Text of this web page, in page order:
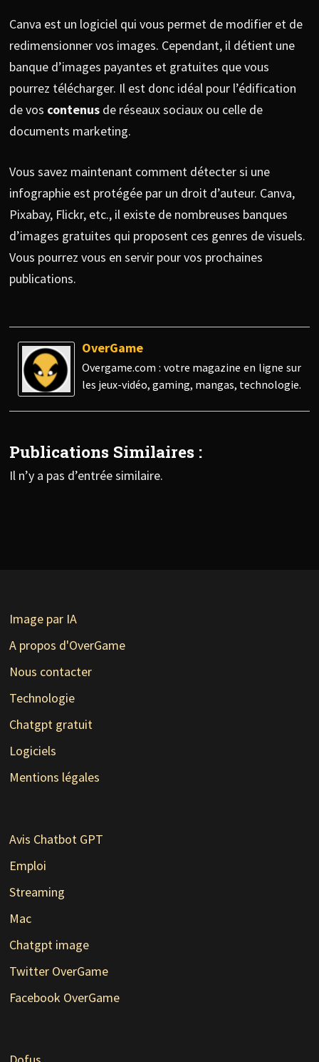
Canva est un logiciel qui vous permet de modifier et de
redimensionner vos images. Cependant, il détient une
banque d’images payantes et gratuites que vous
pourrez télécharger. Il est donc idéal pour l’édification
de vos contenus de réseaux sociaux ou celle de
documents marketing.
Vous savez maintenant comment détecter si une
infographie est protégée par un droit d’auteur. Canva,
Pixabay, Flickr, etc., il existe de nombreuses banques
d’images gratuites qui proposent ces genres de visuels.
Vous pourrez vous en servir pour vos prochaines
publications.
OverGame
Overgame.com : votre magazine en ligne sur
les jeux-vidéo, gaming, mangas, technologie.
Publications Similaires :
Il n’y a pas d’entrée similaire.
Image par IA
A propos d'OverGame
Nous contacter
Technologie
Chatgpt gratuit
Logiciels
Mentions légales
Avis Chatbot GPT
Emploi
Streaming
Mac
Chatgpt image
Twitter OverGame
Facebook OverGame